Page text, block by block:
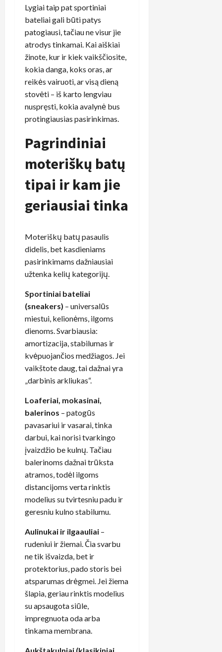
Lygiai taip pat sportiniai
bateliai gali būti patys
patogiausi, tačiau ne visur jie
atrodys tinkamai. Kai aiškiai
žinote, kur ir kiek vaikščiosite,
kokia danga, koks oras, ar
reikės vairuoti, ar visą dieną
stovėti – iš karto lengviau
nuspręsti, kokia avalynė bus
protingiausias pasirinkimas.
Pagrindiniai
moteriškų batų
tipai ir kam jie
geriausiai tinka
Moteriškų batų pasaulis
didelis, bet kasdieniams
pasirinkimams dažniausiai
užtenka kelių kategorijų.
Sportiniai bateliai
(sneakers) – universalūs
miestui, kelionėms, ilgoms
dienoms. Svarbiausia:
amortizacija, stabilumas ir
kvėpuojančios medžiagos. Jei
vaikštote daug, tai dažnai yra
„darbinis arkliukas“.
Loaferiai, mokasinai,
balerinos – patogūs
pavasariui ir vasarai, tinka
darbui, kai norisi tvarkingo
įvaizdžio be kulnų. Tačiau
balerinoms dažnai trūksta
atramos, todėl ilgoms
distancijoms verta rinktis
modelius su tvirtesniu padu ir
geresniu kulno stabilumu.
Aulinukai ir ilgaauliai –
rudeniui ir žiemai. Čia svarbu
ne tik išvaizda, bet ir
protektorius, pado storis bei
atsparumas drėgmei. Jei žiema
šlapia, geriau rinktis modelius
su apsaugota siūle,
impregnuota oda arba
tinkama membrana.